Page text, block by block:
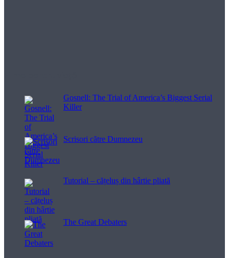
Gosnell: The Trial of America’s Biggest Serial
Killer
Scrisori către Dumnezeu
Tutorial – cățeluș din hârtie pliată
The Great Debaters